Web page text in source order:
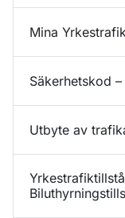
Mina
Säkerhetskod
Utbyte av